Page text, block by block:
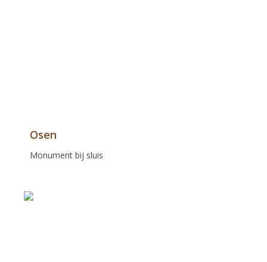
Osen
Monument bij sluis